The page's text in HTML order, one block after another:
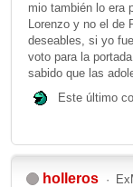
mio también lo era
Lorenzo y no el de
deseables, si yo
voto para la
sabido que las
Este último
holleros